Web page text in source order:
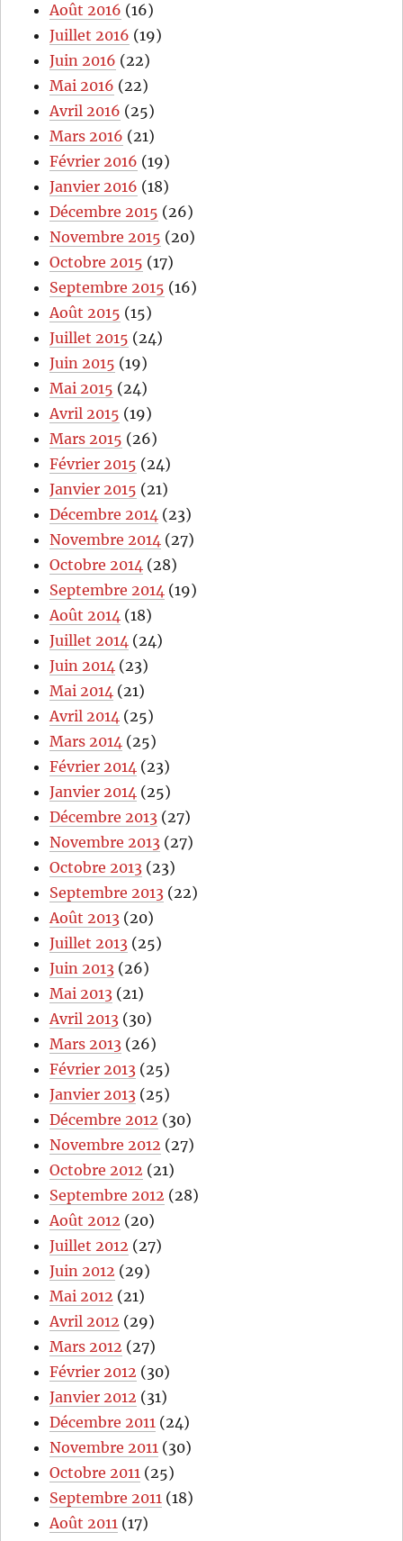
Août 2016 (16)
Juillet 2016 (19)
Juin 2016 (22)
Mai 2016 (22)
Avril 2016 (25)
Mars 2016 (21)
Février 2016 (19)
Janvier 2016 (18)
Décembre 2015 (26)
Novembre 2015 (20)
Octobre 2015 (17)
Septembre 2015 (16)
Août 2015 (15)
Juillet 2015 (24)
Juin 2015 (19)
Mai 2015 (24)
Avril 2015 (19)
Mars 2015 (26)
Février 2015 (24)
Janvier 2015 (21)
Décembre 2014 (23)
Novembre 2014 (27)
Octobre 2014 (28)
Septembre 2014 (19)
Août 2014 (18)
Juillet 2014 (24)
Juin 2014 (23)
Mai 2014 (21)
Avril 2014 (25)
Mars 2014 (25)
Février 2014 (23)
Janvier 2014 (25)
Décembre 2013 (27)
Novembre 2013 (27)
Octobre 2013 (23)
Septembre 2013 (22)
Août 2013 (20)
Juillet 2013 (25)
Juin 2013 (26)
Mai 2013 (21)
Avril 2013 (30)
Mars 2013 (26)
Février 2013 (25)
Janvier 2013 (25)
Décembre 2012 (30)
Novembre 2012 (27)
Octobre 2012 (21)
Septembre 2012 (28)
Août 2012 (20)
Juillet 2012 (27)
Juin 2012 (29)
Mai 2012 (21)
Avril 2012 (29)
Mars 2012 (27)
Février 2012 (30)
Janvier 2012 (31)
Décembre 2011 (24)
Novembre 2011 (30)
Octobre 2011 (25)
Septembre 2011 (18)
Août 2011 (17)